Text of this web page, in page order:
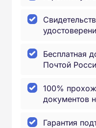
Бесплатная
Почтой
100%
документов
Гарантия